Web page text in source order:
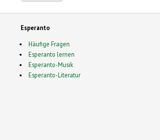
Esperanto
Häufige Fragen
Esperanto lernen
Esperanto-Musik
Esperanto-Literatur